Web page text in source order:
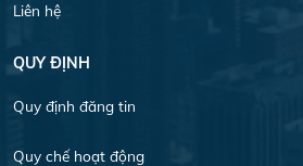
Liên hệ
QUY ĐỊNH
Quy định đăng tin
Quy chế hoạt động